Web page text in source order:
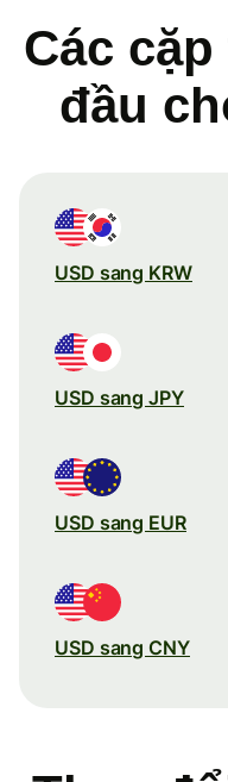
Các
đầu
USD sang KRW
USD sang JPY
USD sang EUR
USD sang CNY